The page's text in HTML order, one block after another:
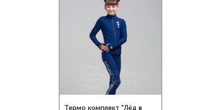
Термо комплект "Лёд в